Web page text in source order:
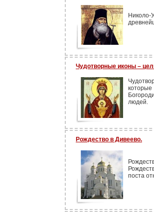
Чудотворные иконы –
людей.
Рождество в Дивеево.
поста